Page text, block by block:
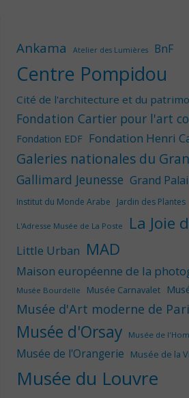
Ankama Atelier des Lumières BnF
Centre Pompidou
Cité de l'architecture et du
Fondation Cartier pour l'art
Fondation EDF Fondation Henri
Galeries nationales du
Gallimard Jeunesse Grand
Institut du Monde Arabe Jardin des Plantes
L'Adresse Musée de La Poste La Joie
Little Urban MAD
Maison européenne de la
Musée Bourdelle
Musée Carnavalet
Musée d'Art moderne de
Musée d'Orsay Musée de
Musée de l'Orangerie Musée de la
Musée du Louvre